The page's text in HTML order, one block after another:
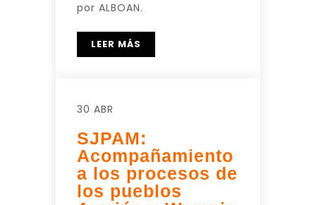
por ALBOAN.
LEER MÁS
30 ABR
SJPAM:
Acompañamiento
a los procesos de
los pueblos